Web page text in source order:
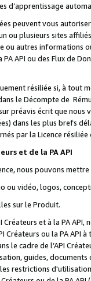
d’apprentissage
peuvent vous
plusieurs sites
ou autres informations
API ou des Flux de
résiliée si, à
le Décompte de
préavis écrit que
dans les plus
par la Licence
et de la PA API
nous pouvons
ou vidéo, logos,
sur le Produit.
Créateurs et à la PA
Créateurs ou la PA
le cadre de l’API
guides,
restrictions